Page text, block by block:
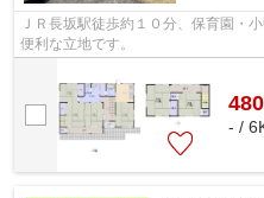
ＪＲ長坂駅徒歩約１０分、保育園・
便利な立地です。
480
- /